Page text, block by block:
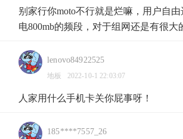
别家行你moto不行就是烂嘛，用户自
电800mb的频段，对于组网还是有很大
lenovo84922525
地板 2022-10-1 22:03:07
人家用什么手机卡关你屁事呀！
185****7557_26